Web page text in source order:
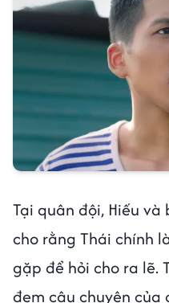
Tại quân đội, Hiếu
cho rằng Thái chính
gặp để hỏi cho ra lẽ.
đem câu chuyện